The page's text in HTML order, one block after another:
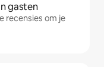
gasten
recensies om je